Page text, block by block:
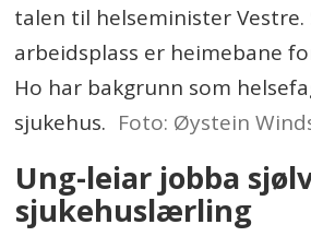
talen til helseminister Vestre.
arbeidsplass er heimebane
Ho har bakgrunn som
sjukehus. Foto: Øystein
Ung-leiar jobba
sjukehuslærling